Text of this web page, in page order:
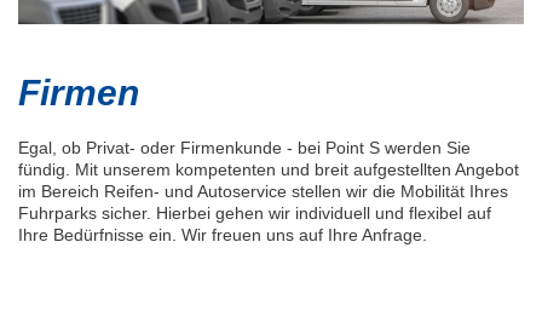
Firmen
Egal, ob Privat- oder Firmenkunde - bei Point S werden Sie
fündig. Mit unserem kompetenten und breit aufgestellten Angebot
im Bereich Reifen- und Autoservice stellen wir die Mobilität Ihres
Fuhrparks sicher. Hierbei gehen wir individuell und flexibel auf
Ihre Bedürfnisse ein. Wir freuen uns auf Ihre Anfrage.